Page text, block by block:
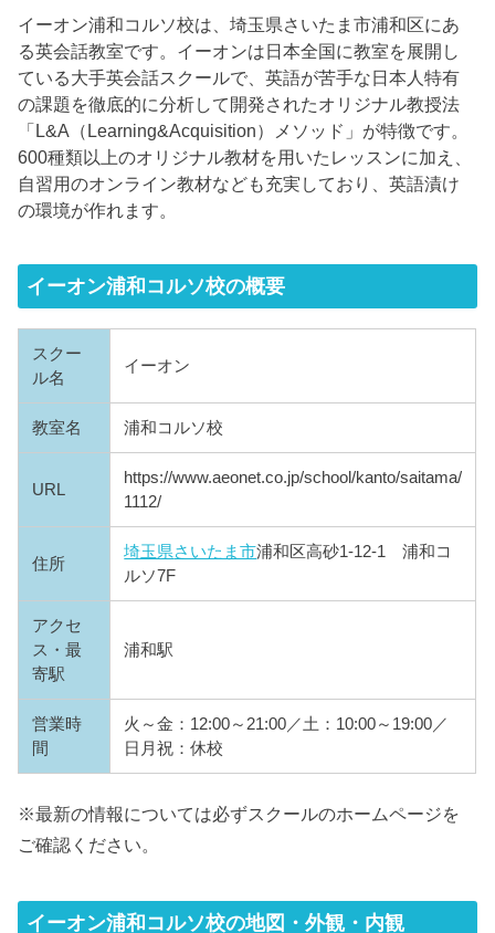
イーオン浦和コルソ校は、埼玉県さいたま市浦和区にあ
る英会話教室です。イーオンは日本全国に教室を展開し
ている大手英会話スクールで、英語が苦手な日本人特有
の課題を徹底的に分析して開発されたオリジナル教授法
「L&A（Learning&Acquisition）メソッド」が特徴です。
600種類以上のオリジナル教材を用いたレッスンに加え、
自習用のオンライン教材なども充実しており、英語漬け
の環境が作れます。
イーオン浦和コルソ校の概要
スクー
ル名
イーオン
教室名 浦和コルソ校
URL
https://www.aeonet.co.jp/school/kanto/saitama/
1112/
住所
埼玉県さいたま市浦和区高砂1-12-1 浦和コ
ルソ7F
アクセ
ス・最
寄駅
浦和駅
営業時
間
火～金：12:00～21:00／土：10:00～19:00／
日月祝：休校
※最新の情報については必ずスクールのホームページを
ご確認ください。
イーオン浦和コルソ校の地図・外観・内観